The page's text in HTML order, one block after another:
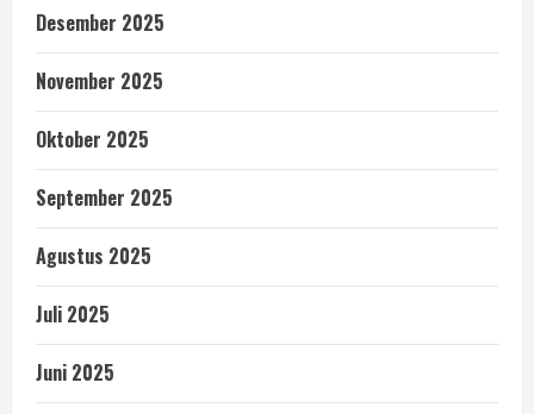
Desember 2025
November 2025
Oktober 2025
September 2025
Agustus 2025
Juli 2025
Juni 2025